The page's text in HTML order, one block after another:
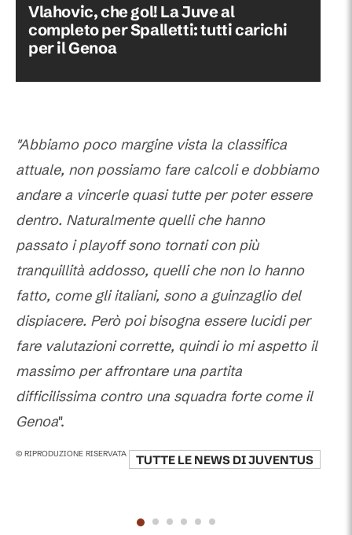
Vlahovic, che gol! La Juve al
completo per Spalletti: tutti carichi
per il Genoa
"Abbiamo poco margine vista la classifica
attuale, non possiamo fare calcoli e dobbiamo
andare a vincerle quasi tutte per poter essere
dentro. Naturalmente quelli che hanno
passato i playoff sono tornati con più
tranquillità addosso, quelli che non lo hanno
fatto, come gli italiani, sono a guinzaglio del
dispiacere. Però poi bisogna essere lucidi per
fare valutazioni corrette, quindi io mi aspetto il
massimo per affrontare una partita
difficilissima contro una squadra forte come il
Genoa".
© RIPRODUZIONE RISERVATA TUTTE LE NEWS DIJUVENTUS